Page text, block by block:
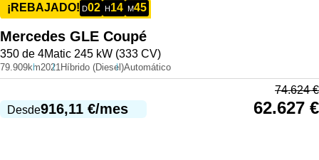
¡REBAJADO! D02 H14 M45
Mercedes GLE Coupé
350 de 4Matic 245 kW (333 CV)
79.909km2021 Híbrido (Diesel)Automático
Desde916,11 €/mes
74.624€
62.627 €